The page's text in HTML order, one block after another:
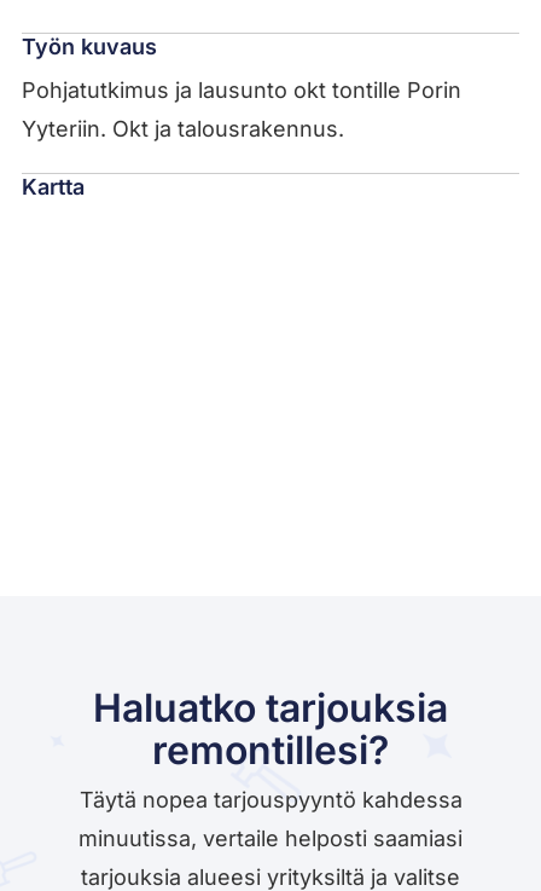
Työn kuvaus
Pohjatutkimus ja lausunto okt tontille Porin
Yyteriin. Okt ja talousrakennus.
Kartta
Haluatko tarjouksia
remontillesi?
Täytä nopea tarjouspyyntö kahdessa
minuutissa, vertaile helposti saamiasi
tarjouksia alueesi yrityksiltä ja valitse